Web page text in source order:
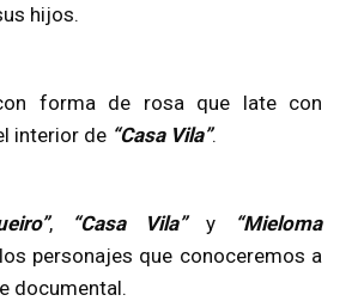
hijos.
forma de rosa que late con
interior de “Casa Vila”.
, “Casa Vila”y
“Mieloma
personajes que conoceremos a
documental.